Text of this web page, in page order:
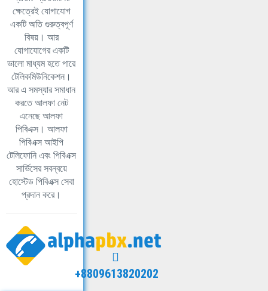
ক্ষেত্রেই যোগাযোগ
একটি অতি গুরুত্বপূর্ণ
বিষয়। আর
যোগাযোগের একটি
ভালো মাধ্যম হতে পারে
টেলিকমিউনিকেশন।
আর এ সমস্যার সমাধান
করতে আলফা নেট
এনেছে আলফা
পিবিএক্স। আলফা
পিবিএক্স আইপি
টেলিফোনি এবং পিবিএক্স
সার্ভিসের সবন্বয়ে
হোস্টেড পিবিএক্স সেবা
প্রদান করে।
+8809613820202